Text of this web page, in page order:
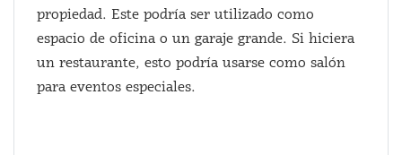
propiedad. Este podría ser utilizado como
espacio de oficina o un garaje grande. Si hiciera
un restaurante, esto podría usarse como salón
para eventos especiales.